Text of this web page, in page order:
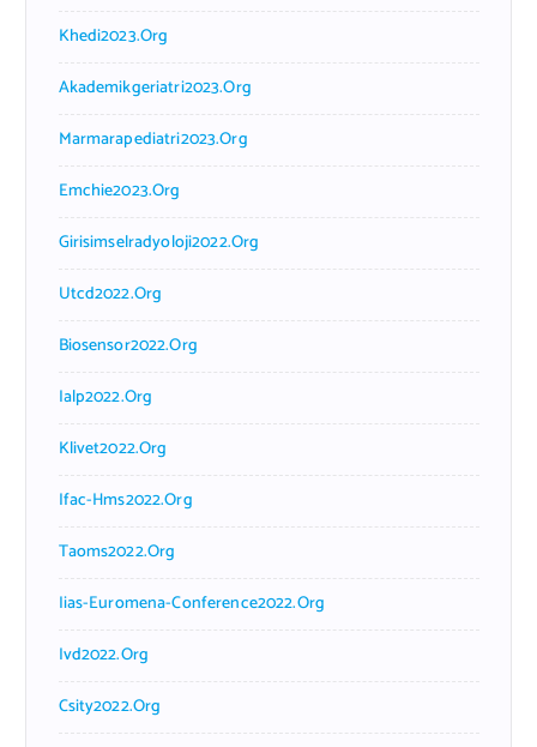
Khedi2023.org
Akademikgeriatri2023.org
Marmarapediatri2023.org
Emchie2023.org
Girisimselradyoloji2022.org
Utcd2022.org
Biosensor2022.org
Ialp2022.org
Klivet2022.org
Ifac-Hms2022.org
Taoms2022.org
Iias-Euromena-Conference2022.org
Ivd2022.org
Csity2022.org